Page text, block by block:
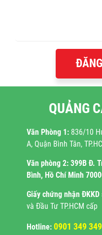
QUẢNG
Văn Phòng 1: 836/10
A, Quận Bình Tân,
Văn phòng 2: 399B Đ.
Bình, Hồ Chí Minh
Giấy chứng nhận ĐKKD
và Đầu Tư TP.HCM cấp
Hotline: 0901 349 349